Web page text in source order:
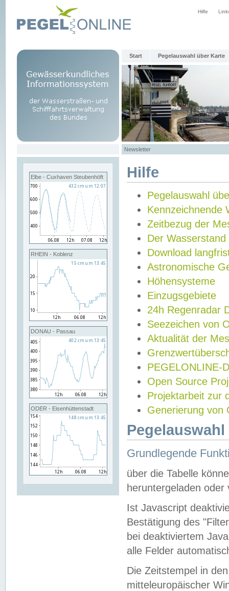
Hilfe
Start Pegelauswahl über Karte
Newsletter
Elbe - Cuxhaven Steubenhöft
RHEIN - Koblenz
DONAU - Passau
ODER - Eisenhüttenstadt
Hilfe
Pegelauswahl
Kennzeichnende
Zeitbezug der
Der Wasserstand
Download
Astronomische
Höhensysteme
Einzugsgebiete
24h Regenradar
Seezeichen von
Aktualität der
PEGELONLINE-
Open Source
Projektarbeit zur
Generierung von
Grundlegende
über die Tabelle
heruntergeladen oder
Ist Javascript
Bestätigung des
bei deaktiviertem
alle Felder
Die Zeitstempel in
mitteleuropäischer